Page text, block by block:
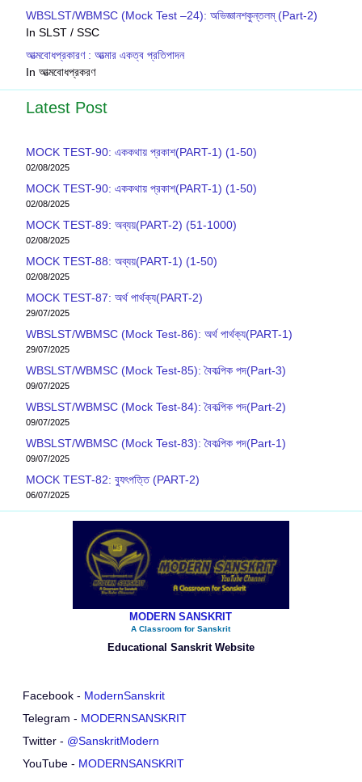
WBSLST/WBMSC (Mock Test –24): অভিজ্ঞানশকুন্তলম্ (Part-2)
In SLST / SSC
আত্মবোধপ্রকারণ : আত্মার একত্ব প্রতিপাদন
In আত্মবোধপ্রকরণ
Latest Post
MOCK TEST-90: এককথায় প্রকাশ(PART-1) (1-50)
02/08/2025
MOCK TEST-90: এককথায় প্রকাশ(PART-1) (1-50)
02/08/2025
MOCK TEST-89: অব্যয়(PART-2) (51-1000)
02/08/2025
MOCK TEST-88: অব্যয়(PART-1) (1-50)
02/08/2025
MOCK TEST-87: অর্থ পার্থক্য(PART-2)
29/07/2025
WBSLST/WBMSC (Mock Test-86): অর্থ পার্থক্য(PART-1)
29/07/2025
WBSLST/WBMSC (Mock Test-85): বৈকল্পিক পদ(Part-3)
09/07/2025
WBSLST/WBMSC (Mock Test-84): বৈকল্পিক পদ(Part-2)
09/07/2025
WBSLST/WBMSC (Mock Test-83): বৈকল্পিক পদ(Part-1)
09/07/2025
MOCK TEST-82: ব‍্যুৎপত্তি (PART-2)
06/07/2025
MODERN SANSKRIT
A Classroom for Sanskrit
Educational Sanskrit Website
Facebook - ModernSanskrit
Telegram - MODERNSANSKRIT
Twitter - @SanskritModern
YouTube - MODERNSANSKRIT